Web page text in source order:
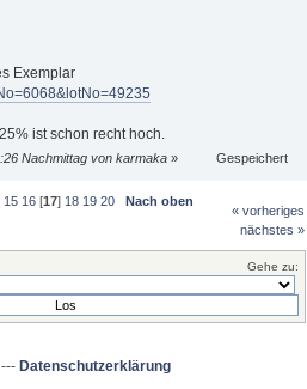
Exemplar
ist schon recht hoch.
Nachmittag von karmaka » Gespeichert
15 16 [17] 18 19 20 Nach oben
« vorheriges
nächstes »
Gehe zu:
--- Datenschutzerklärung